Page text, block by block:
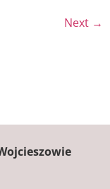
Next →